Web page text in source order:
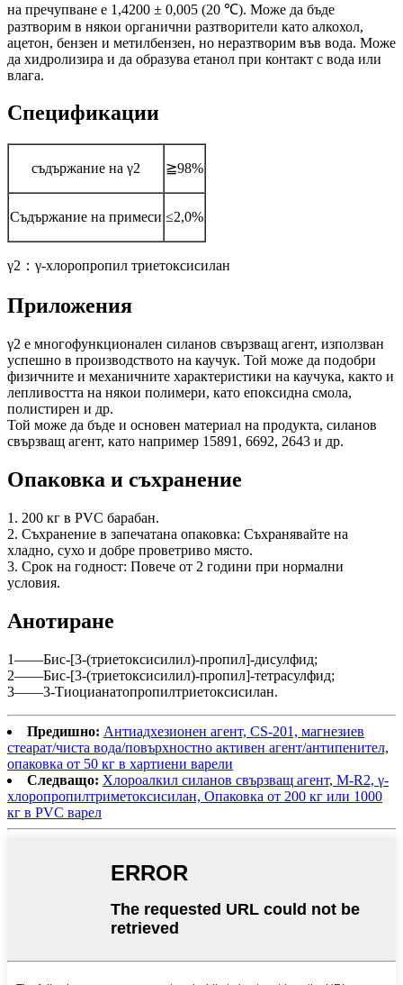
на пречупване е 1,4200 ± 0,005 (20 ℃). Може да бъде
разтворим в някои органични разтворители като алкохол,
ацетон, бензен и метилбензен, но неразтворим във вода. Може
да хидролизира и да образува етанол при контакт с вода или
влага.
Спецификации
съдържание на γ2 ≧98%
Съдържание на примеси ≤2,0%
γ2：γ-хлоропропил триетоксисилан
Приложения
γ2 е многофункционален силанов свързващ агент, използван
успешно в производството на каучук. Той може да подобри
физичните и механичните характеристики на каучука, както и
лепливостта на някои полимери, като епоксидна смола,
полистирен и др.
Той може да бъде и основен материал на продукта, силанов
свързващ агент, като например 15891, 6692, 2643 и др.
Опаковка и съхранение
1. 200 кг в PVC барабан.
2. Съхранение в запечатана опаковка: Съхранявайте на
хладно, сухо и добре проветриво място.
3. Срок на годност: Повече от 2 години при нормални
условия.
Анотиране
1——Бис-[3-(триетоксисилил)-пропил]-дисулфид;
2——Бис-[3-(триетоксисилил)-пропил]-тетрасулфид;
3——3-Тиоцианатопропилтриетоксисилан.
Предишно: Антиадхезионен агент, CS-201, магнезиев
стеарат/чиста вода/повърхностно активен агент/антипенител,
опаковка от 50 кг в хартиени варели
Следващо: Хлороалкил силанов свързващ агент, M-R2, γ-
хлоропропилтриметоксисилан, Опаковка от 200 кг или 1000
кг в PVC варел